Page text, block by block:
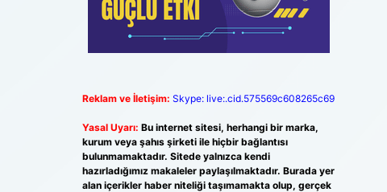
Reklam ve İletişim: Skype: live:.cid.575569c608265c69
Yasal Uyarı: Bu internet sitesi, herhangi bir marka,
kurum veya şahıs şirketi ile hiçbir bağlantısı
bulunmamaktadır. Sitede yalnızca kendi
hazırladığımız makaleler paylaşılmaktadır. Burada yer
alan içerikler haber niteliği taşımamakta olup, gerçek